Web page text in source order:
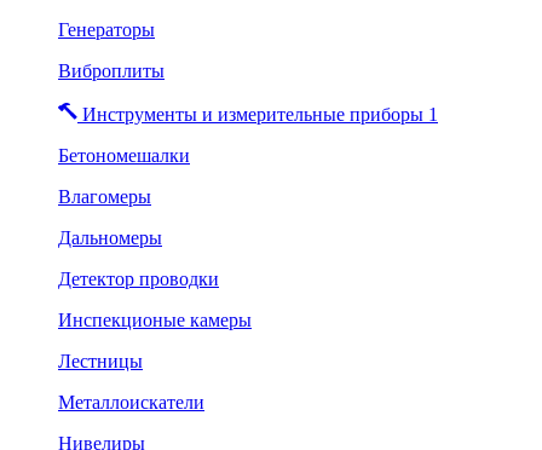
Генераторы
Виброплиты
Инструменты и измерительные приборы 1
Бетономешалки
Влагомеры
Дальномеры
Детектор проводки
Инспекционые камеры
Лестницы
Металлоискатели
Нивелиры